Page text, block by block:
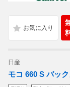
日産
モコ 660 S バッ